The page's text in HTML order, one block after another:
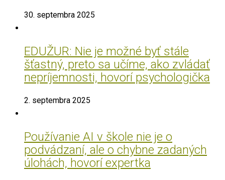
30. septembra 2025
EDUŽUR: Nie je možné byť stále
šťastný, preto sa učíme, ako zvládať
nepríjemnosti, hovorí psychologička
2. septembra 2025
Používanie AI v škole nie je o
podvádzaní, ale o chybne zadaných
úlohách, hovorí expertka